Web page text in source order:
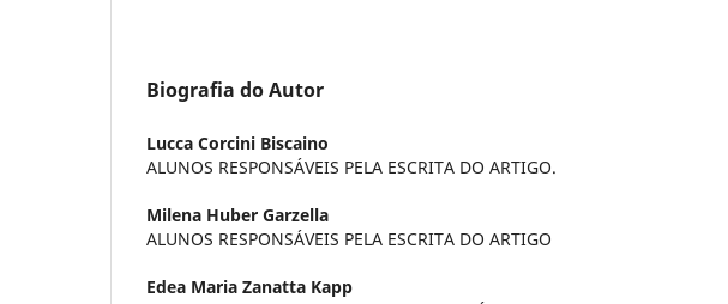
Biografia do Autor
Lucca Corcini Biscaino
ALUNOS RESPONSÁVEIS PELA ESCRITA DO ARTIGO.
Milena Huber Garzella
ALUNOS RESPONSÁVEIS PELA ESCRITA DO ARTIGO
Edea Maria Zanatta Kapp